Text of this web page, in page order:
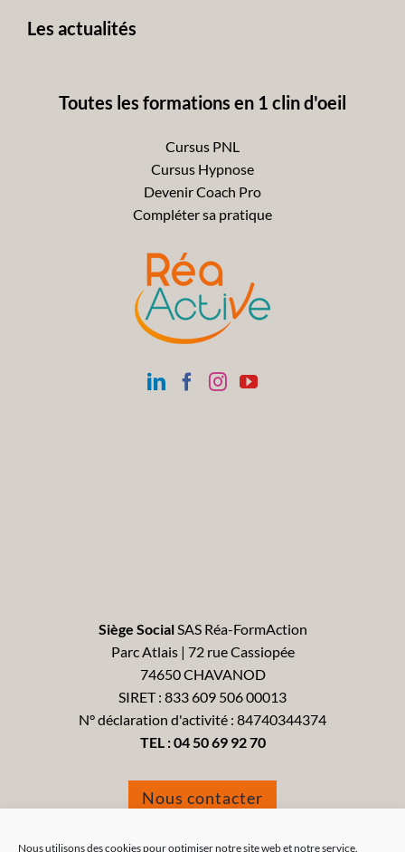
Nous utilisons des cookies pour optimiser notre site web et notre service.
Les actualités
Toutes les formations en 1 clin d'oeil
Cursus PNL
Cursus Hypnose
Devenir Coach Pro
Compléter sa pratique
Siège SocialSAS Réa-FormAction
Parc Atlais | 72 rue Cassiopée
74650 CHAVANOD
SIRET : 833 609 506 00013
N° déclaration d'activité : 84740344374
TEL :04 50 69 92 70
Nous contacter